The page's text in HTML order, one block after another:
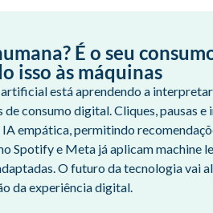
É o seu
isso às máquinas
está aprendendo a
de consumo digital. Cliques, pausas
empática, permitindo
Spotify e Meta já aplicam machine
O futuro da tecnologia vai
da experiência digital.